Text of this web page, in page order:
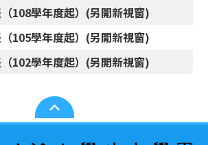
108學年度起）(另開新視窗)
105學年度起）(另開新視窗)
102學年度起）(另開新視窗)